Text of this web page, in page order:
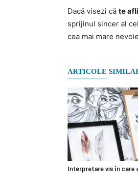
Dacă visezi că te
sprijinul sincer al
cea mai mare
ARTICOLE
Interpretare vis în care